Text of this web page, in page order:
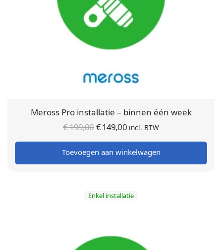
Meross Pro installatie – binnen één week
€199,00Oorspronkelijke
prijs was:
€ 199,00.
€149,00 Huidige
prijs is:
€ 149,00.
incl. BTW
Toevoegen aan winkelwagen
Enkel installatie